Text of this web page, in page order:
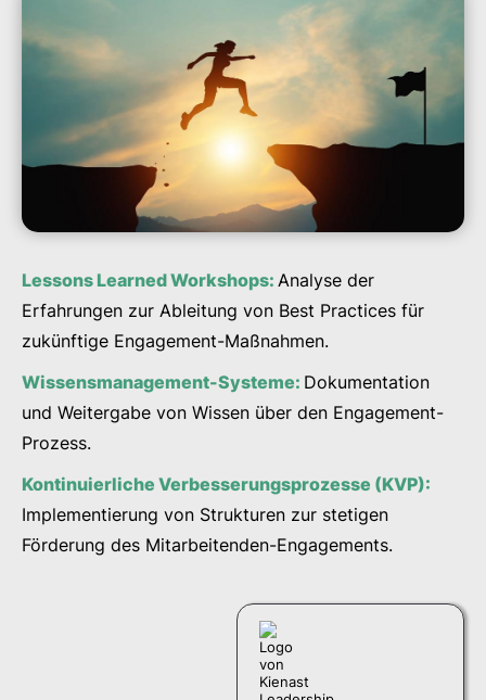
Lessons Learned Workshops: Analyse der
Erfahrungen zur Ableitung von Best Practices für
zukünftige Engagement-Maßnahmen.
Wissensmanagement-Systeme: Dokumentation
und Weitergabe von Wissen über den Engagement-
Prozess.
Kontinuierliche Verbesserungsprozesse (KVP):
Implementierung von Strukturen zur stetigen
Förderung des Mitarbeitenden-Engagements.